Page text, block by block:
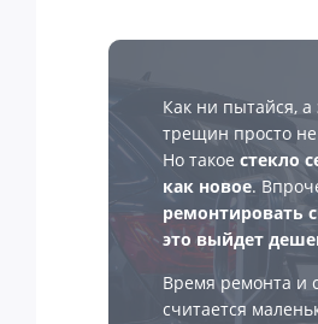
Как ни пытайся, а
трещин просто
Но такое стекло
как новое.
ремонтировать
это выйдет
Время ремонта и
считается